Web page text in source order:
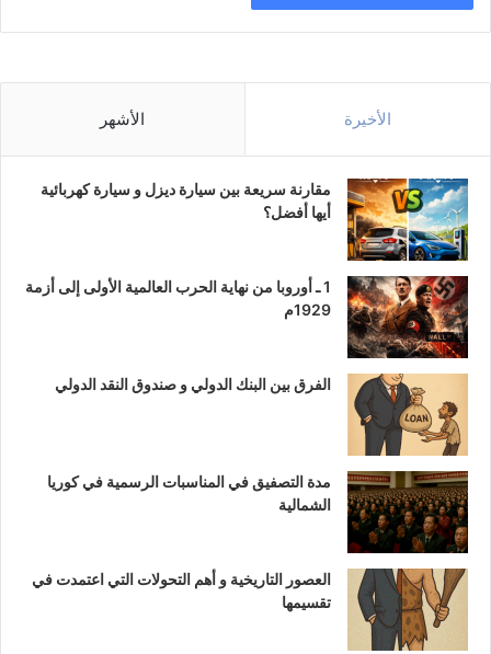
الأخيرة الأشهر
مقارنة سريعة بين سيارة ديزل و سيارة كهربائية
أيها أفضل؟
1 ـ أوروبا من نهاية الحرب العالمية الأولى إلى أزمة
1929م
الفرق بين البنك الدولي و صندوق النقد الدولي
مدة التصفيق في المناسبات الرسمية في كوريا
الشمالية
العصور التاريخية و أهم التحولات التي اعتمدت في
تقسيمها